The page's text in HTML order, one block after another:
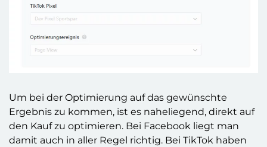
Um bei der Optimierung auf das gewünschte
Ergebnis zu kommen, ist es naheliegend, direkt auf
den Kauf zu optimieren. Bei Facebook liegt man
damit auch in aller Regel richtig. Bei TikTok haben